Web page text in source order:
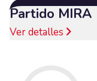
Partido MIRA
Ver detalles